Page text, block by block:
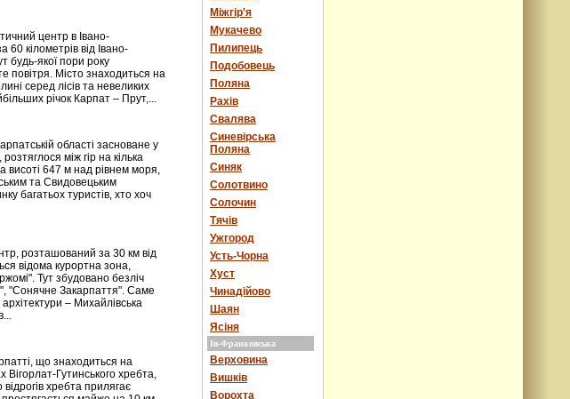
центр в Івано-
60 кілометрів від Івано-
будь-якої пори року
повітря. Місто знаходиться на
серед лісів та невеликих
річок Карпат – Прут,...
області засноване у
між гір на кілька
висоті 647 м над рівнем моря,
та Свидовецьким
багатьох туристів, хто хоч
розташований за 30 км від
відома курортна зона,
Тут збудовано безліч
"Сонячне Закарпаття". Саме
– Михайлівська
що знаходиться на
Вігорлат-Гутинського хребта,
хребта прилягає
Міжгір'я
Мукачево
Пилипець
Подобовець
Поляна
Рахів
Свалява
Синевірська
Поляна
Синяк
Солотвино
Солочин
Тячів
Ужгород
Усть-Чорна
Хуст
Чинадійово
Шаян
Ясіня
Ів-Франковська
Верховина
Вишків
Ворохта